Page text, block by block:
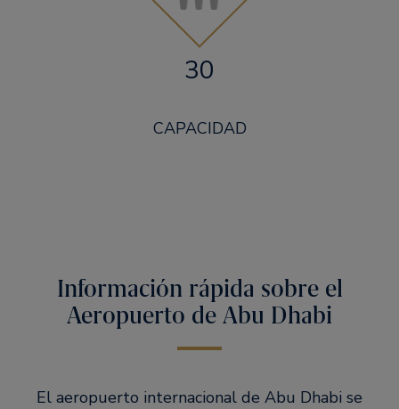
30
CAPACIDAD
Información rápida sobre el
Aeropuerto de Abu Dhabi
El aeropuerto internacional de Abu Dhabi se